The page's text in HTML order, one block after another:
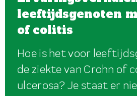
leeftijdsgenoten
of colitis
Hoe is het voor
de ziekte van Crohn of
ulcerosa? Je staat er